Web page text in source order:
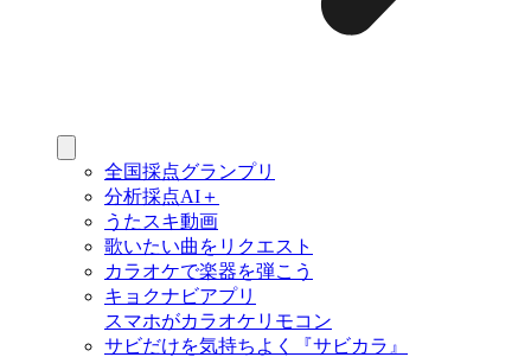
全国採点グランプリ
分析採点AI＋
うたスキ動画
歌いたい曲をリクエスト
カラオケで楽器を弾こう
キョクナビアプリ
スマホがカラオケリモコン
サビだけを気持ちよく『サビカラ』